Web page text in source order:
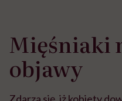
Mięśniaki
objawy